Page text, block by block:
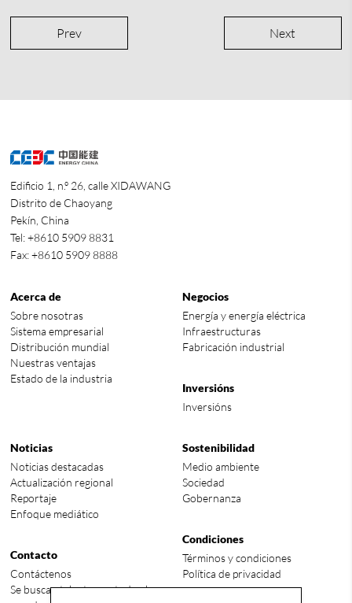
Prev Next
Edificio 1, n.º 26, calle XIDAWANG
Distrito de Chaoyang
Pekín, China
Tel: +8610 5909 8831
Fax: +8610 5909 8888
Acerca de
Sobre nosotras
Sistema empresarial
Distribución mundial
Nuestras ventajas
Estado de la industria
Negocios
Energía y energía eléctrica
Infraestructuras
Fabricación industrial
Inversións
Inversións
Noticias
Noticias destacadas
Actualización regional
Reportaje
Enfoque mediático
Contacto
Contáctenos
Se buscan talentos en todo el
Sostenibilidad
Medio ambiente
Sociedad
Gobernanza
Condiciones
Términos y condiciones
Política de privacidad